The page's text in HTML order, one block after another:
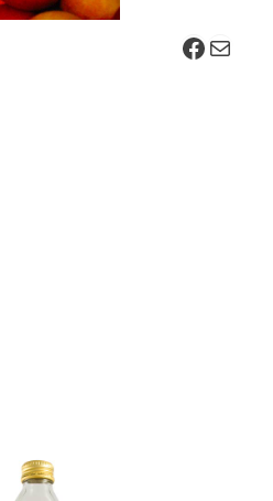
Facebook
E-mail